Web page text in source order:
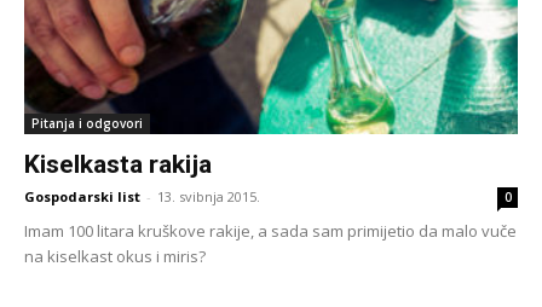
Pitanja i odgovori
Kiselkasta rakija
Gospodarski list - 13. svibnja 2015. 0
Imam 100 litara kruškove rakije, a sada sam primijetio da malo vuče
na kiselkast okus i miris?